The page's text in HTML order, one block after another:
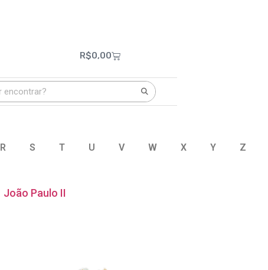
R$0,00
R S T U V W X Y Z
João Paulo II